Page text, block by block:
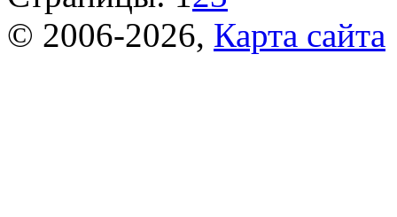
© 2006-2026, Карта сайта